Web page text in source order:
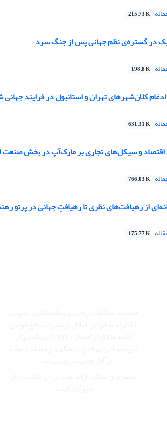
215.73 K
در گستره‌ی نظم جهانی پس از جنگ سرد
198.8 K
کلان‌شهرهای تهران و استانبول در فرایند
631.31 K
اقتصاد و سیکل‌‌های تجاری بر مارک‌‌آپ در بخش صنعت
766.03 K
از رهیافت‌های نظری تا رهیافتِ جهانی در پرتو
175.77 K